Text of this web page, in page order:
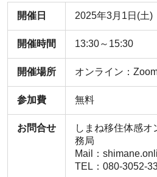
開催日 2025年3月1日(土)
開催時間 13:30～15:30
開催場所 オンライン：
参加費 無料
お問合せ
しまね移住体感
務局
Mail：
TEL：080-3052-